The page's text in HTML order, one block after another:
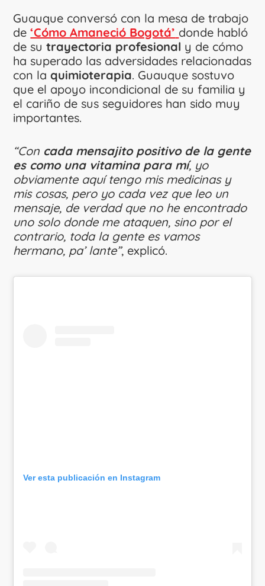
Guauque conversó con la mesa de trabajo
de‘Cómo Amaneció Bogotá’ donde habló
de sutrayectoria profesional y de cómo
ha superado las adversidades relacionadas
con laquimioterapia. Guauque sostuvo
que el apoyo incondicional de su familia y
el cariño de sus seguidores han sido muy
importantes.
“Con cada mensajito positivo de la gente
es como una vitamina para mí, yo
obviamente aquí tengo mis medicinas y
mis cosas, pero yo cada vez que leo un
mensaje, de verdad que no he encontrado
uno solo donde me ataquen, sino por el
contrario, toda la gente es vamos
hermano, pa’ lante”, explicó.
Ver esta publicación en Instagram